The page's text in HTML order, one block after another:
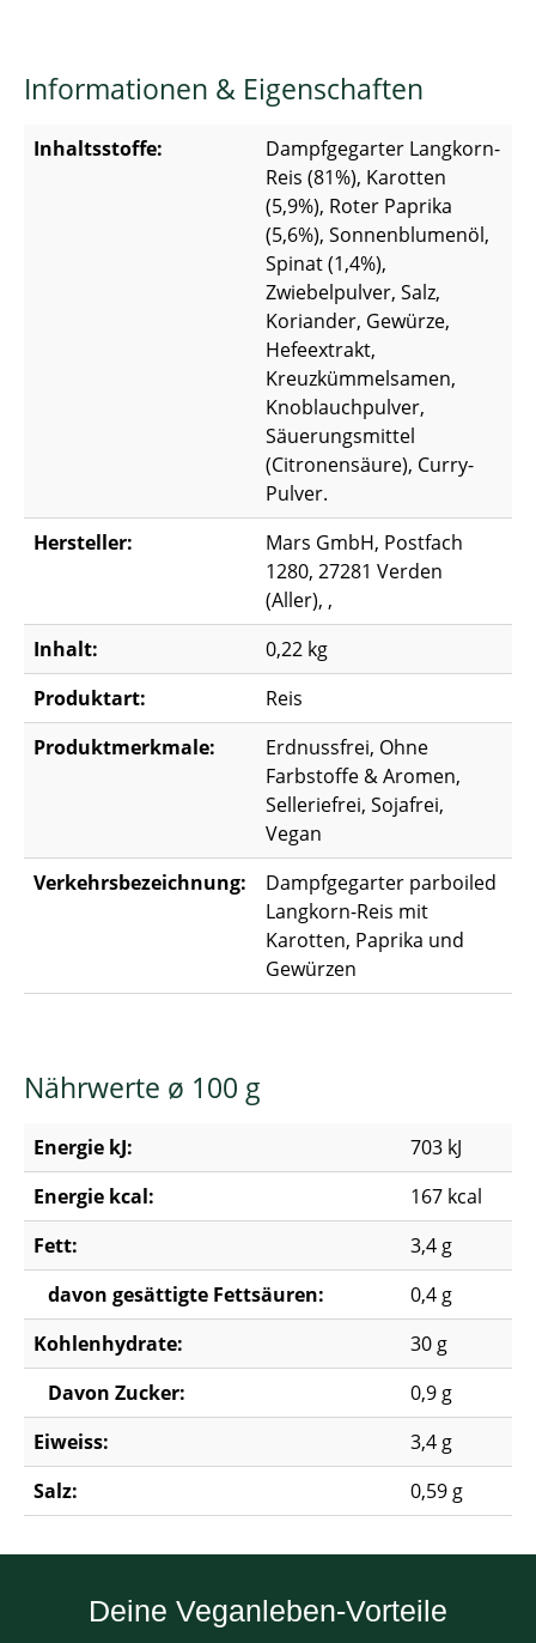
Informationen & Eigenschaften
Inhaltsstoffe:
Dampfgegarter Langkorn-
Reis (81%), Karotten
(5,9%), Roter Paprika
(5,6%), Sonnenblumenöl,
Spinat (1,4%),
Zwiebelpulver, Salz,
Koriander, Gewürze,
Hefeextrakt,
Kreuzkümmelsamen,
Knoblauchpulver,
Säuerungsmittel
(Citronensäure), Curry-
Pulver.
Hersteller:
Mars GmbH, Postfach
1280, 27281 Verden
(Aller), ,
Inhalt:
0,22 kg
Produktart:
Reis
Produktmerkmale:
Erdnussfrei, Ohne
Farbstoffe & Aromen,
Selleriefrei, Sojafrei,
Vegan
Verkehrsbezeichnung:
Dampfgegarter parboiled
Langkorn-Reis mit
Karotten, Paprika und
Gewürzen
Nährwerte ø 100 g
Energie kJ:
703 kJ
Energie kcal:
167 kcal
Fett:
3,4 g
davon gesättigte Fettsäuren:
0,4 g
Kohlenhydrate:
30 g
Davon Zucker:
0,9 g
Eiweiss:
3,4 g
Salz:
0,59 g
Deine Veganleben-Vorteile